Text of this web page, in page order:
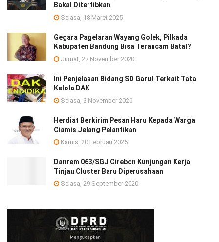
Bakal Ditertibkan
Selasa, 18 Maret 2025
Gegara Pagelaran Wayang Golek, Pilkada
Kabupaten Bandung Bisa Terancam Batal?
Jumat, 27 November 2020
Ini Penjelasan Bidang SD Garut Terkait Tata
Kelola DAK
Selasa, 3 November 2020
Herdiat Berkirim Pesan Haru Kepada Warga
Ciamis Jelang Pelantikan
Kamis, 20 Februari 2025
Danrem 063/SGJ Cirebon Kunjungan Kerja
Tinjau Cluster Baru Diperusahaan
Selasa, 29 September 2020